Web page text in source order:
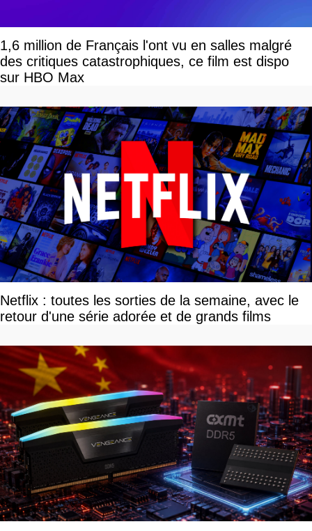
1,6 million de Français l'ont vu en salles malgré
des critiques catastrophiques, ce film est dispo
sur HBO Max
Netflix : toutes les sorties de la semaine, avec le
retour d'une série adorée et de grands films